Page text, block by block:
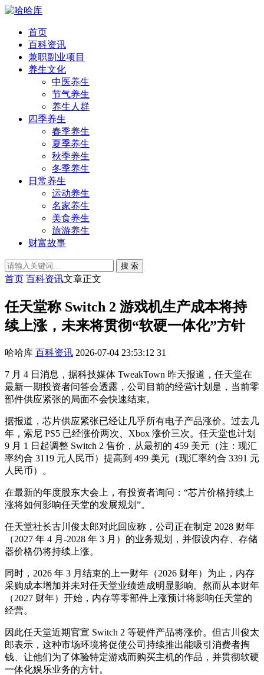
首页
百科资讯
兼职副业项目
养生文化
中医养生
节气养生
养生人群
四季养生
春季养生
夏季养生
秋季养生
冬季养生
日常养生
运动养生
名家养生
美食养生
旅游养生
财富故事
搜 索
首页 百科资讯文章正文
任天堂称 Switch 2 游戏机生产成本将持
续上涨，未来将贯彻“软硬一体化”方针
哈哈库 百科资讯 2026-07-04 23:53:12 31
7 月 4 日消息，据科技媒体 TweakTown 昨天报道，任天堂在
最新一期投资者问答会透露，公司目前的经营计划是，当前零
部件供应紧张的局面不会快速结束。
据报道，芯片供应紧张已经让几乎所有电子产品涨价。过去几
年，索尼 PS5 已经涨价两次、Xbox 涨价三次。任天堂也计划
9 月 1 日起调整 Switch 2 售价，从最初的 459 美元（注：现汇
率约合 3119 元人民币）提高到 499 美元（现汇率约合 3391 元
人民币）。
在最新的年度股东大会上，有投资者询问：“芯片价格持续上
涨将如何影响任天堂的发展规划”。
任天堂社长古川俊太郎对此回应称，公司正在制定 2028 财年
（2027 年 4 月-2028 年 3 月）的业务规划，并假设内存、存储
器价格仍将持续上涨。
同时，2026 年 3 月结束的上一财年（2026 财年）为止，内存
采购成本增加并未对任天堂业绩造成明显影响。然而从本财年
（2027 财年）开始，内存等零部件上涨预计将影响任天堂的
经营。
因此任天堂近期官宣 Switch 2 等硬件产品将涨价。但古川俊太
郎表示，这种市场环境将促使公司持续推出能吸引消费者掏
钱、让他们为了体验特定游戏而购买主机的作品，并贯彻软硬
一体化娱乐业务的方针。